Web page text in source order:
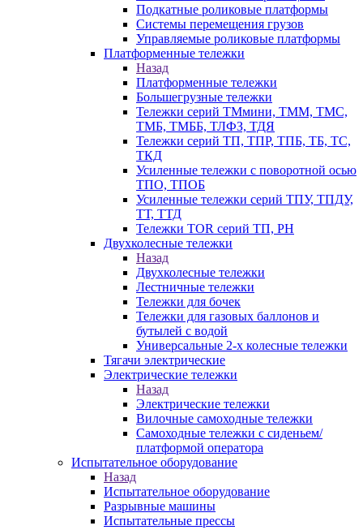
Подкатные роликовые платформы
Системы перемещения грузов
Управляемые роликовые платформы
Платформенные тележки
Назад
Платформенные тележки
Большегрузные тележки
Тележки серий ТМмини, ТММ, ТМС,
ТМБ, ТМББ, ТЛФЗ, ТДЯ
Тележки серий ТП, ТПР, ТПБ, ТБ, ТС,
ТКД
Усиленные тележки с поворотной осью
ТПО, ТПОБ
Усиленные тележки серий ТПУ, ТПДУ,
ТТ, ТТД
Тележки TOR серий ТП, PH
Двухколесные тележки
Назад
Двухколесные тележки
Лестничные тележки
Тележки для бочек
Тележки для газовых баллонов и
бутылей с водой
Универсальные 2-х колесные тележки
Тягачи электрические
Электрические тележки
Назад
Электрические тележки
Вилочные самоходные тележки
Самоходные тележки с сиденьем/
платформой оператора
Испытательное оборудование
Назад
Испытательное оборудование
Разрывные машины
Испытательные прессы